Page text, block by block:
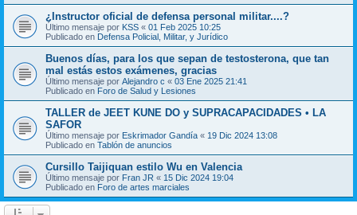
¿Instructor oficial de defensa personal militar....?
Último mensaje por KSS « 01 Feb 2025 10:25
Publicado en Defensa Policial, Militar, y Jurídico
Buenos días, para los que sepan de testosterona, que tan
mal estás estos exámenes, gracias
Último mensaje por Alejandro c « 03 Ene 2025 21:41
Publicado en Foro de Salud y Lesiones
TALLER de JEET KUNE DO y SUPRACAPACIDADES • LA
SAFOR
Último mensaje por Eskrimador Gandía « 19 Dic 2024 13:08
Publicado en Tablón de anuncios
Cursillo Taijiquan estilo Wu en Valencia
Último mensaje por Fran JR « 15 Dic 2024 19:04
Publicado en Foro de artes marciales